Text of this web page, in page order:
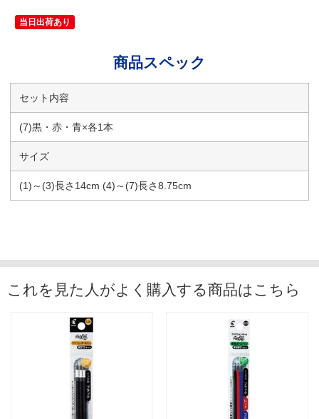
当日出荷あり
商品スペック
セット内容
(7)黒・赤・青×各1本
サイズ
(1)～(3)長さ14cm (4)～(7)長さ8.75cm
これを見た人がよく購入する商品はこちら